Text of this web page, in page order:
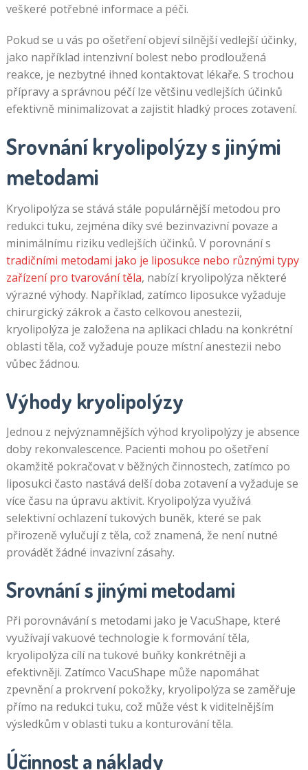
veškeré potřebné informace a péči.
Pokud se u vás po ošetření objeví silnější vedlejší účinky,
jako například intenzivní bolest nebo prodloužená
reakce, je nezbytné ihned kontaktovat lékaře. S trochou
přípravy a správnou péčí lze většinu vedlejších účinků
efektivně minimalizovat a zajistit hladký proces zotavení.
Srovnání kryolipolýzy s jinými
metodami
Kryolipolýza se stává stále populárnější metodou pro
redukci tuku, zejména díky své bezinvazivní povaze a
minimálnímu riziku vedlejších účinků. V porovnání s
tradičními metodami jako je liposukce nebo různými typy
zařízení pro tvarování těla, nabízí kryolipolýza některé
výrazné výhody. Například, zatímco liposukce vyžaduje
chirurgický zákrok a často celkovou anestezii,
kryolipolýza je založena na aplikaci chladu na konkrétní
oblasti těla, což vyžaduje pouze místní anestezii nebo
vůbec žádnou.
Výhody kryolipolýzy
Jednou z nejvýznamnějších výhod kryolipolýzy je absence
doby rekonvalescence. Pacienti mohou po ošetření
okamžitě pokračovat v běžných činnostech, zatímco po
liposukci často nastává delší doba zotavení a vyžaduje se
více času na úpravu aktivit. Kryolipolýza využívá
selektivní ochlazení tukových buněk, které se pak
přirozeně vylučují z těla, což znamená, že není nutné
provádět žádné invazivní zásahy.
Srovnání s jinými metodami
Při porovnávání s metodami jako je VacuShape, které
využívají vakuové technologie k formování těla,
kryolipolýza cílí na tukové buňky konkrétněji a
efektivněji. Zatímco VacuShape může napomáhat
zpevnění a prokrvení pokožky, kryolipolýza se zaměřuje
přímo na redukci tuku, což může vést k viditelnějším
výsledkům v oblasti tuku a konturování těla.
Účinnost a náklady